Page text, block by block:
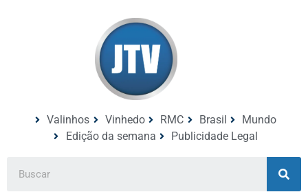
Valinhos Vinhedo RMC Brasil
Mundo
Edição da semana
Publicidade Legal